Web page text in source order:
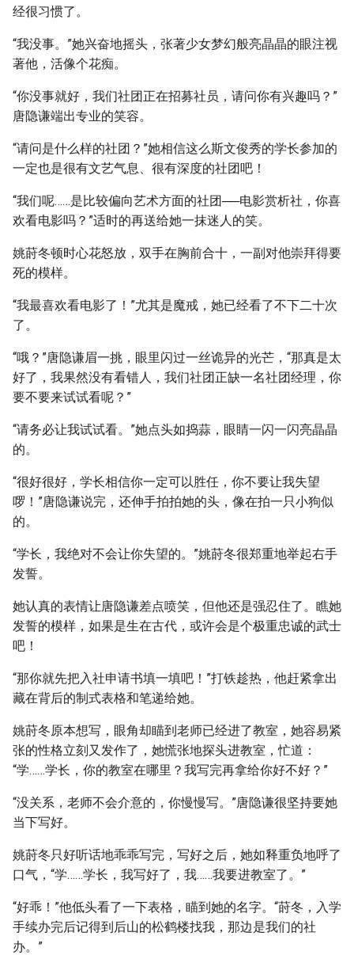
经很习惯了。
“我没事。”她兴奋地摇头，张著少女梦幻般亮晶晶的眼注视
著他，活像个花痴。
“你没事就好，我们社团正在招募社员，请问你有兴趣吗？”
唐隐谦端出专业的笑容。
“请问是什么样的社团？”她相信这么斯文俊秀的学长参加的
一定也是很有文艺气息、很有深度的社团吧！
“我们呢……是比较偏向艺术方面的社团──电影赏析社，你喜
欢看电影吗？”适时的再送给她一抹迷人的笑。
姚莳冬顿时心花怒放，双手在胸前合十，一副对他崇拜得要
死的模样。
“我最喜欢看电影了！”尤其是魔戒，她已经看了不下二十次
了。
“哦？”唐隐谦眉一挑，眼里闪过一丝诡异的光芒，“那真是太
好了，我果然没有看错人，我们社团正缺一名社团经理，你
要不要来试试看呢？”
“请务必让我试试看。”她点头如捣蒜，眼睛一闪一闪亮晶晶
的。
“很好很好，学长相信你一定可以胜任，你不要让我失望
啰！”唐隐谦说完，还伸手拍拍她的头，像在拍一只小狗似
的。
“学长，我绝对不会让你失望的。”姚莳冬很郑重地举起右手
发誓。
她认真的表情让唐隐谦差点喷笑，但他还是强忍住了。瞧她
发誓的模样，如果是生在古代，或许会是个极重忠诚的武士
吧！
“那你就先把入社申请书填一填吧！”打铁趁热，他赶紧拿出
藏在背后的制式表格和笔递给她。
姚莳冬原本想写，眼角却瞄到老师已经进了教室，她容易紧
张的性格立刻又发作了，她慌张地探头进教室，忙道：
“学……学长，你的教室在哪里？我写完再拿给你好不好？”
“没关系，老师不会介意的，你慢慢写。”唐隐谦很坚持要她
当下写好。
姚莳冬只好听话地乖乖写完，写好之后，她如释重负地呼了
口气，“学……学长，我写好了，我……我要进教室了。”
“好乖！”他低头看了一下表格，瞄到她的名字。“莳冬，入学
手续办完后记得到后山的松鹤楼找我，那边是我们的社
办。”